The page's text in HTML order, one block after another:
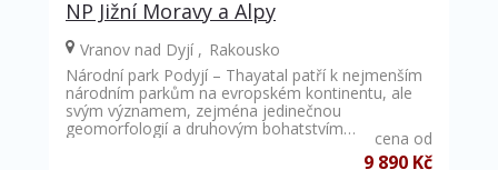
NP Jižní Moravy a Alpy
Vranov nad Dyjí
Rakousko
Národní park Podyjí – Thayatal patří k nejmenším
národním parkům na evropském kontinentu, ale
svým významem, zejména jedinečnou
geomorfologií a druhovým bohatstvím…
cena od
9 890 Kč